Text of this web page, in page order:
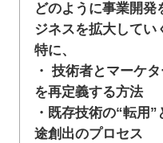
どのように事業開発
ジネスを拡大してい
特に、
・ 技術者とマーケ
を再定義する方法
・既存技術の“転用
途創出のプロセス